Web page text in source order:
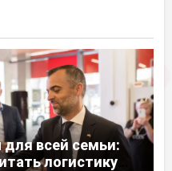
всей семьи:
логистику